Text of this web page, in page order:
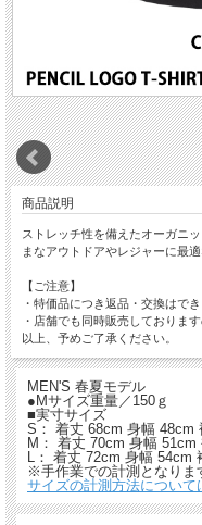
商品説明
ストレッチ性を備えたオーガニ
まなアウトドアやレジャーに最適
【ご注意】
・特価品につき返品・交換はでき
・店舗でも同時販売しておりま
以上、予めご了承ください。
MEN'S 春夏モデル
●Mサイズ重量／150ｇ
■実寸サイズ
S： 着丈 68cm 身幅 48cm
M： 着丈 70cm 身幅 51cm
L： 着丈 72cm 身幅 54cm
※手作業での計測となりま
サイズの計測方法について